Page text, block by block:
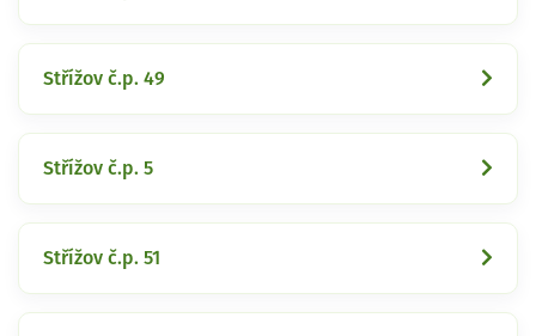
Střížov č.p. 49
Střížov č.p. 5
Střížov č.p. 51